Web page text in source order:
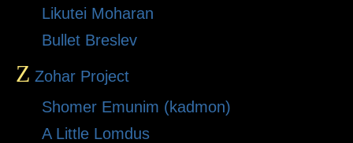
Likutei Moharan
Bullet Breslev
Z Zohar Project
Shomer Emunim (kadmon)
A Little Lomdus